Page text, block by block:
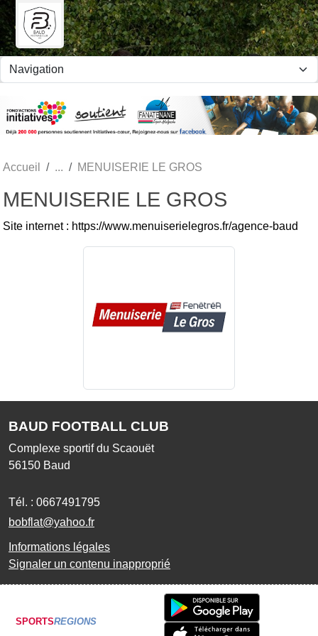
Accueil MENUISERIE LE GROS
MENUISERIE LE GROS
Site internet : https://www.menuiserielegros.fr/agence-baud
BAUD FOOTBALL CLUB
Complexe sportif du Scaouët
56150 Baud
Tél. : 0667491795
bobflat@yahoo.fr
Informations légales
Signaler un contenu inapproprié
SPORTSREGIONS
Panneau de gestion des cookies